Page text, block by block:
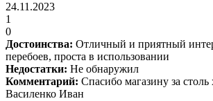
24.11.2023
1
0
Достоинства: Отличный и приятный
перебоев, проста в использовании
Недостатки: Не обнаружил
Комментарий: Спасибо магазину за
Василенко Иван